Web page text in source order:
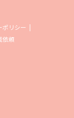
ポリシー
依頼